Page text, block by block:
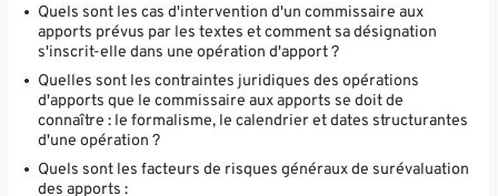
Quels sont les cas d'intervention d'un commissaire aux
apports prévus par les textes et comment sa désignation
s'inscrit-elle dans une opération d'apport ?
Quelles sont les contraintes juridiques des opérations
d'apports que le commissaire aux apports se doit de
connaître : le formalisme, le calendrier et dates structurantes
d'une opération ?
Quels sont les facteurs de risques généraux de surévaluation
des apports :